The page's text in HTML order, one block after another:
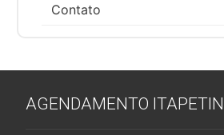
Contato
AGENDAMENTO